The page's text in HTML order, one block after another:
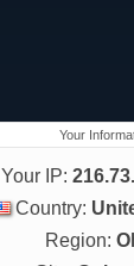
Your
Your IP:
Country:
Region: